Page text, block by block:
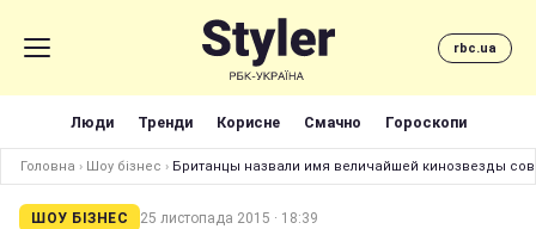
rbc.ua
Люди Тренди Корисне Смачно Гороскопи
Головна › Шоу бізнес › Британцы назвали имя величайшей кинозвезды
ШОУ БІЗНЕС 25 листопада 2015 · 18:39